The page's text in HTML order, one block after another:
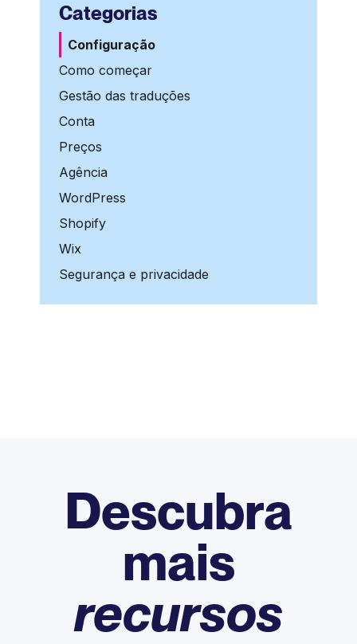
Categorias
Configuração
Como começar
Gestão das traduções
Conta
Preços
Agência
WordPress
Shopify
Wix
Segurança e privacidade
Descubra
mais
recursos